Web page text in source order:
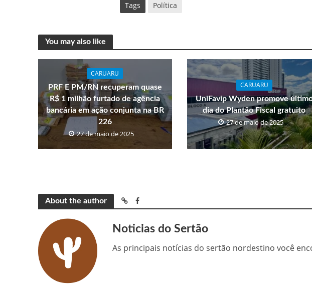
Tags Política
You may also like
CARUARU
PRF E PM/RN recuperam quase
R$ 1 milhão furtado de agência
bancária em ação conjunta na BR
226
27 de maio de 2025
CARUARU
UniFavip Wyden promove
dia do Plantão Fiscal gratuito
27 de maio de 2025
About the author
Noticias do Sertão
As principais notícias do sertão nordestino você